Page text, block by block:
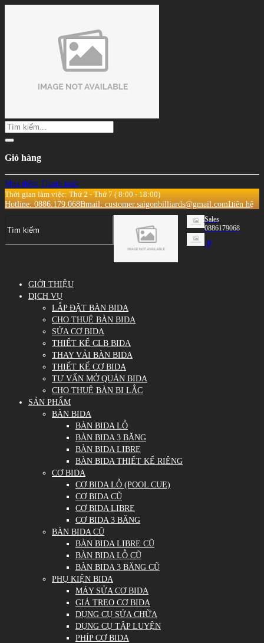
Giỏ hàng
Mua thêm Thanh toán
Thời gian làm việc: Thứ 2 - Thứ 7 ( 8:00 - 18:00)
Hotline: 0886.179.068Email: customer.saigonbilliards@gmail.comLiên hệ
Sales
0886179068
0
GIỚI THIỆU
DỊCH VỤ
LẮP ĐẶT BÀN BIDA
CHO THUÊ BÀN BIDA
SỬA CƠ BIDA
THIẾT KẾ CLB BIDA
THAY VẢI BÀN BIDA
THIẾT KẾ CƠ BIDA
TƯ VẤN MỞ QUÁN BIDA
CHO THUÊ BÀN BI LẮC
SẢN PHẨM
BÀN BIDA
BÀN BIDA LỖ
BÀN BIDA 3 BĂNG
BÀN BIDA LIBRE
BÀN BIDA THIẾT KẾ RIÊNG
CƠ BIDA
CƠ BIDA LỖ (POOL CUE)
CƠ BIDA CŨ
CƠ BIDA LIBRE
CƠ BIDA 3 BĂNG
BÀN BIDA CŨ
BÀN BIDA LIBRE CŨ
BÀN BIDA LỖ CŨ
BÀN BIDA 3 BĂNG CŨ
PHỤ KIỆN BIDA
MÁY SỬA CƠ BIDA
GIÁ TREO CƠ BIDA
DỤNG CỤ SỬA CHỮA
DỤNG CỤ TẬP LUYỆN
PHÍP CƠ BIDA